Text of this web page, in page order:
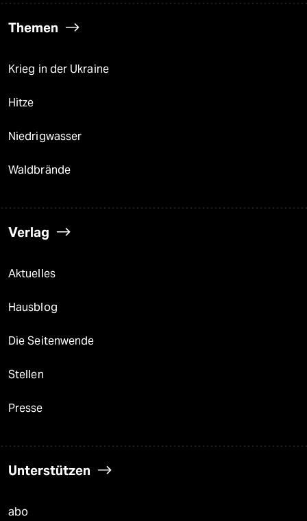
Themen
Krieg in der Ukraine
Hitze
Niedrigwasser
Waldbrände
Verlag
Aktuelles
Hausblog
Die Seitenwende
Stellen
Presse
Unterstützen
abo